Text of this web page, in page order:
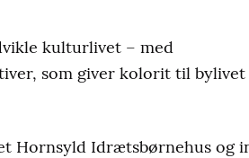
kulturlivet – med
som giver kolorit til bylivet
Hornsyld Idrætsbørnehus og